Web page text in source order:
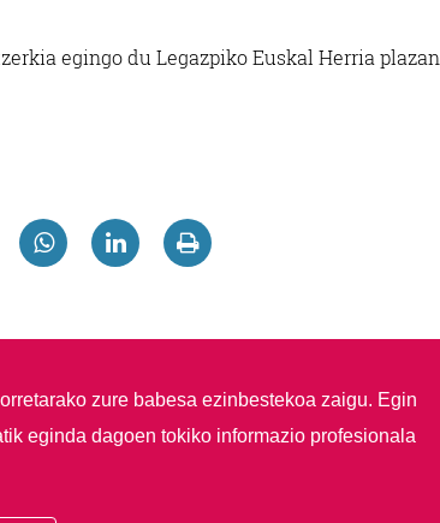
egingo du Legazpiko Euskal Herria plazan.
zure babesa ezinbestekoa zaigu. Egin
eginda dagoen tokiko informazio profesionala